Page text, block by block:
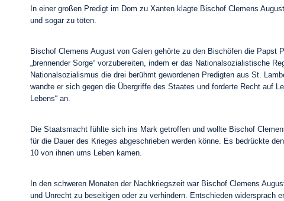
In einer großen Predigt im Dom zu Xanten klagte Bischof Clemens
und sogar zu töten.
Bischof Clemens August von Galen gehörte zu den Bischöfen die
„brennender Sorge“ vorzubereiten, indem er das Nationalsozialistische
Nationalsozialismus die drei berühmt gewordenen Predigten aus St.
wandte er sich gegen die Übergriffe des Staates und forderte Recht auf
Lebens“ an.
Die Staatsmacht fühlte sich ins Mark getroffen und wollte Bischof
für die Dauer des Krieges abgeschrieben werden könne. Es bedrückte
10 von ihnen ums Leben kamen.
In den schweren Monaten der Nachkriegszeit war Bischof Clemens
und Unrecht zu beseitigen oder zu verhindern. Entschieden widersprach